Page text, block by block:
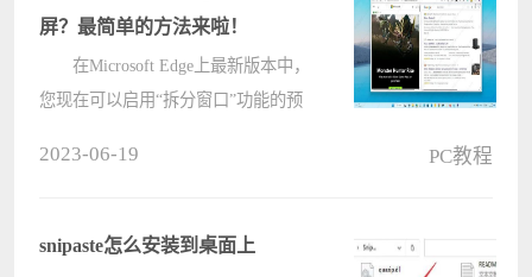
屏？最简单的方法来啦！
在Microsoft Edge上最新版本中，
您现在可以启用“拆分窗口”功能的预
Edge 上启用分屏功能 ????
2023-06-19 PC教程
snipaste怎么安装到桌面上